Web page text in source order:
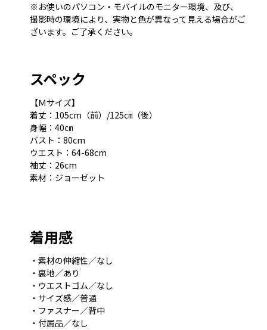
※お使いのパソコン・モバイルのモニター環境、及び、
撮影時の環境により、実物と色が異なって見える場合がご
ざいます。ご了承ください。
スペック
【Ｍサイズ】
着丈：105cm（前）/125㎝（後）
身幅：40㎝
バスト：80cm
ウエスト：64-68cm
袖丈：26cm
素材：ジョーゼット
着用感
・素材の伸縮性／なし
・裏地／あり
・ウエストゴム／なし
・サイズ感／普通
・ファスナー／背中
・付属品／なし